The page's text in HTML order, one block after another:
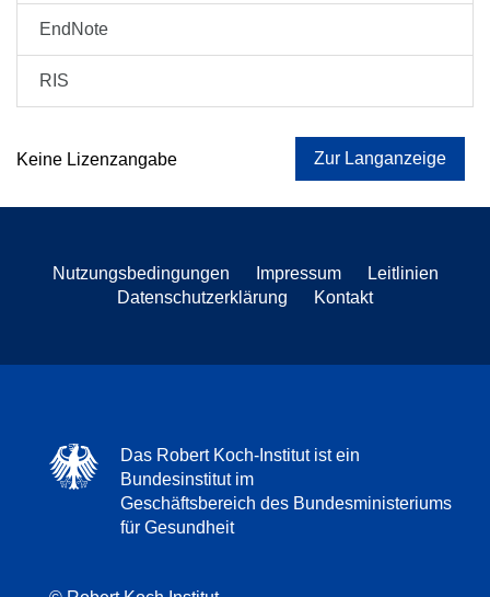
EndNote
RIS
Keine Lizenzangabe Zur Langanzeige
Nutzungsbedingungen Impressum
Leitlinien
Datenschutzerklärung
Kontakt
Das Robert Koch-Institut ist ein
Bundesinstitut im
Geschäftsbereich des Bundesministeriums
für Gesundheit